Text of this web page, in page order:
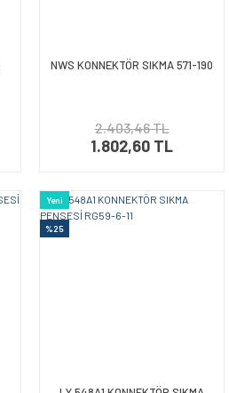
NWS KONNEKTÖR SIKMA 571-190
2.403,46 TL
1.802,60 TL
%25
Yeni